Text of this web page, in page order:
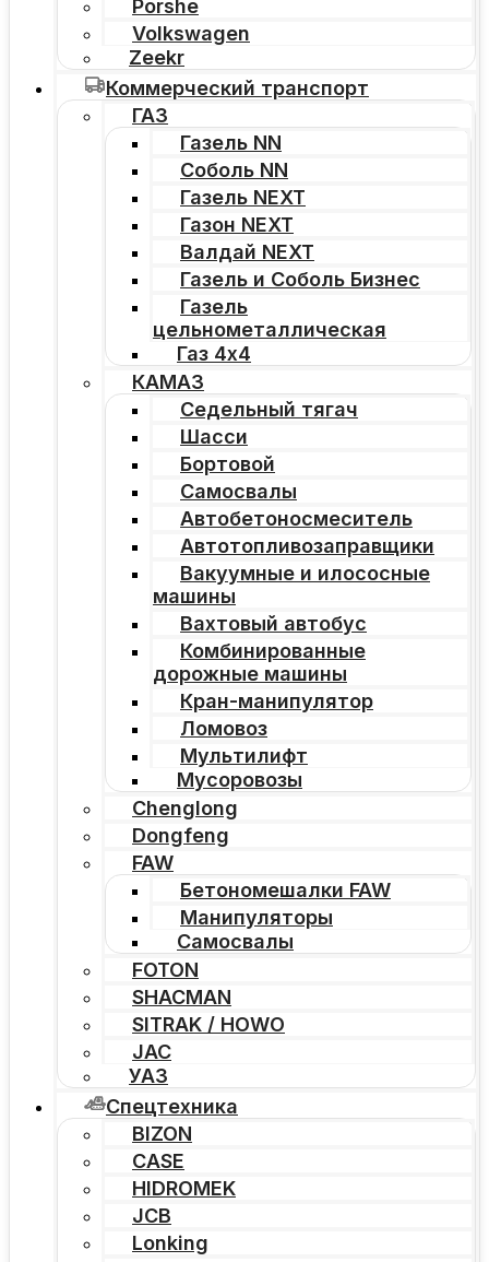
Porshe
Volkswagen
Zeekr
Коммерческий транспорт
ГАЗ
Газель NN
Соболь NN
Газель NEXT
Газон NEXT
Валдай NEXT
Газель и Соболь Бизнес
Газель
цельнометаллическая
Газ 4х4
КАМАЗ
Седельный тягач
Шасси
Бортовой
Самосвалы
Автобетоносмеситель
Автотопливозаправщики
Вакуумные и илососные
машины
Вахтовый автобус
Комбинированные
дорожные машины
Кран-манипулятор
Ломовоз
Мультилифт
Мусоровозы
Chenglong
Dongfeng
FAW
Бетономешалки FAW
Манипуляторы
Самосвалы
FOTON
SHACMAN
SITRAK / HOWO
JAC
УАЗ
Спецтехника
BIZON
CASE
HIDROMEK
JCB
Lonking